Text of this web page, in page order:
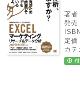
著者
発売
定価
カテ